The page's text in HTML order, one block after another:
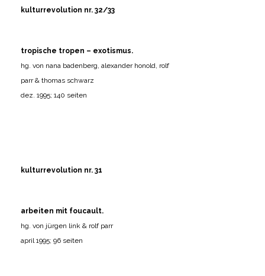
kulturrevolution nr. 32/33
tropische tropen – exotismus.
hg. von nana badenberg, alexander honold, rolf
parr & thomas schwarz
dez. 1995; 140 seiten
kulturrevolution nr. 31
arbeiten mit foucault.
hg. von jürgen link & rolf parr
april 1995; 96 seiten